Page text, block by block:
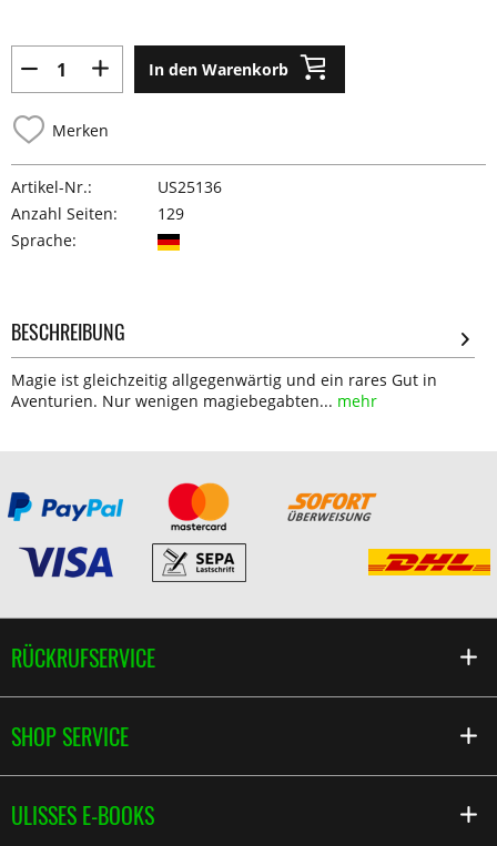
In den Warenkorb
Merken
Artikel-Nr.:
US25136
Anzahl Seiten:
129
Sprache:
BESCHREIBUNG
Magie ist gleichzeitig allgegenwärtig und ein rares Gut in
Aventurien. Nur wenigen magiebegabten... mehr
RÜCKRUFSERVICE
SHOP SERVICE
ULISSES E-BOOKS